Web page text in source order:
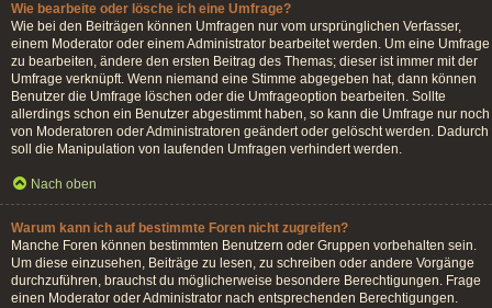
Wie bearbeite oder lösche ich eine Umfrage?
Wie bei den Beiträgen können Umfragen nur vom ursprünglichen Verfasser,
einem Moderator oder einem Administrator bearbeitet werden. Um eine Umfrage
zu bearbeiten, ändere den ersten Beitrag des Themas; dieser ist immer mit der
Umfrage verknüpft. Wenn niemand eine Stimme abgegeben hat, dann können
Benutzer die Umfrage löschen oder die Umfrageoption bearbeiten. Sollte
allerdings schon ein Benutzer abgestimmt haben, so kann die Umfrage nur noch
von Moderatoren oder Administratoren geändert oder gelöscht werden. Dadurch
soll die Manipulation von laufenden Umfragen verhindert werden.
Nach oben
Warum kann ich auf bestimmte Foren nicht zugreifen?
Manche Foren können bestimmten Benutzern oder Gruppen vorbehalten sein.
Um diese einzusehen, Beiträge zu lesen, zu schreiben oder andere Vorgänge
durchzuführen, brauchst du möglicherweise besondere Berechtigungen. Frage
einen Moderator oder Administrator nach entsprechenden Berechtigungen.